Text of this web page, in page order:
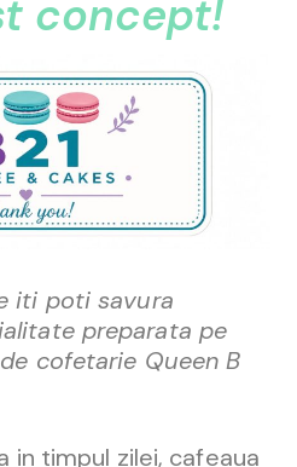
concept!
iti poti savura
preparata pe
cofetarie Queen B
in timpul zilei, cafeaua